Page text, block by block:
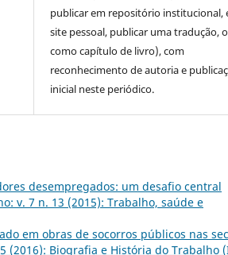
publicar em repositório institucional,
site pessoal, publicar uma tradução,
como capítulo de livro), com
reconhecimento de autoria e
inicial neste periódico.
desempregados: um desafio central
v. 7 n. 13 (2015): Trabalho, saúde e
em obras de socorros públicos nas
(2016): Biografia e História do Trabalho